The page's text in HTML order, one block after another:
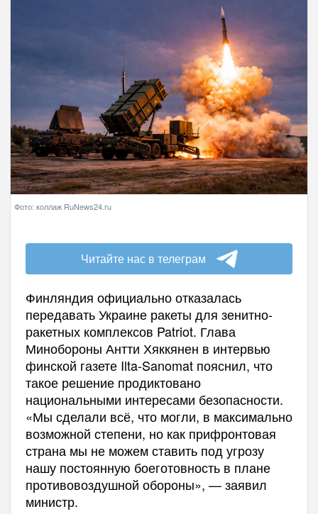
Фото: коллаж RuNews24.ru
Читайте нас в телеграм
Финляндия официально отказалась
передавать Украине ракеты для зенитно-
ракетных комплексов Patriot. Глава
Минобороны Антти Хяккянен в интервью
финской газете Ilta-Sanomat пояснил, что
такое решение продиктовано
национальными интересами безопасности.
«Мы сделали всё, что могли, в максимально
возможной степени, но как прифронтовая
страна мы не можем ставить под угрозу
нашу постоянную боеготовность в плане
противовоздушной обороны», — заявил
министр.